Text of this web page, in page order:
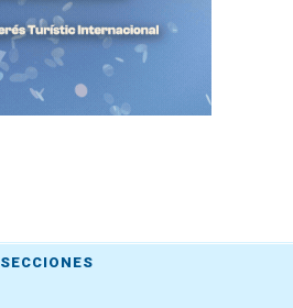
SECCIONES